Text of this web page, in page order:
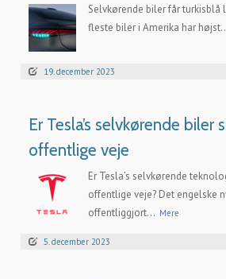
Selvkørende biler får turkisblå
fleste biler i Amerika har
19. december 2023
Er Tesla’s selvkørende biler
offentlige veje
Er Tesla’s selvkørende
offentlige veje? Det engelske
offentliggjort... Mere
5. december 2023